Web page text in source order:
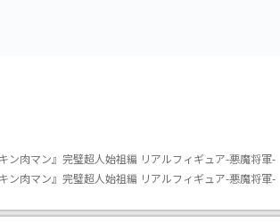
ン肉マン』完璧超人始祖編 リアルフィギュア-悪魔将軍-
ン肉マン』完璧超人始祖編 リアルフィギュア-悪魔将軍-